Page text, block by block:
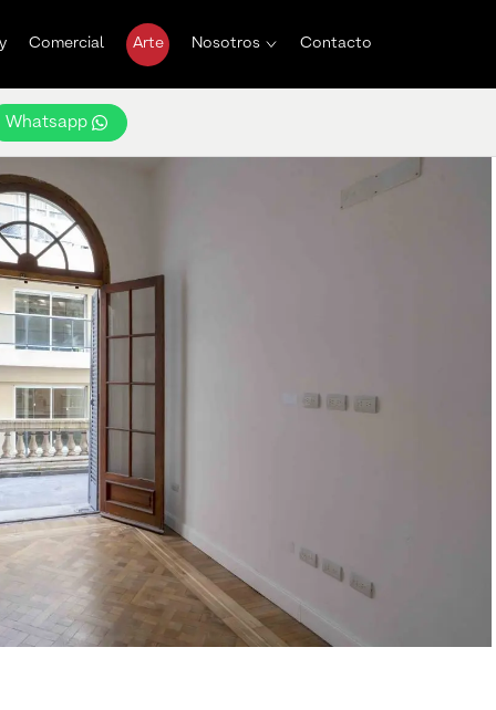
Comercial Arte Nosotros Contacto
Whatsapp